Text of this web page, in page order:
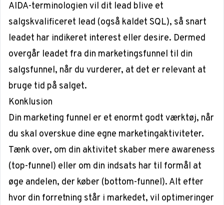
AIDA-terminologien vil dit lead blive et
salgskvalificeret lead (også kaldet SQL), så snart
leadet har indikeret interest eller desire. Dermed
overgår leadet fra din marketingsfunnel til din
salgsfunnel, når du vurderer, at det er relevant at
bruge tid på salget.
Konklusion
Din marketing funnel er et enormt godt værktøj, når
du skal overskue dine egne marketingaktiviteter.
Tænk over, om din aktivitet skaber mere awareness
(top-funnel) eller om din indsats har til formål at
øge andelen, der køber (bottom-funnel). Alt efter
hvor din forretning står i markedet, vil optimeringer